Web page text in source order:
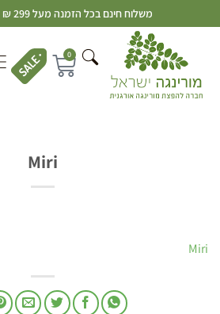
משלוח חינם בכל הזמנה מעל 299 ₪
0
Miri
Miri